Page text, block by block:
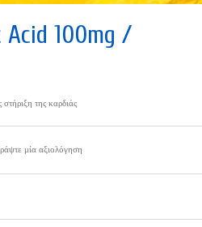
Acid 100mg /
στήριξη της καρδιάς
μία αξιολόγηση